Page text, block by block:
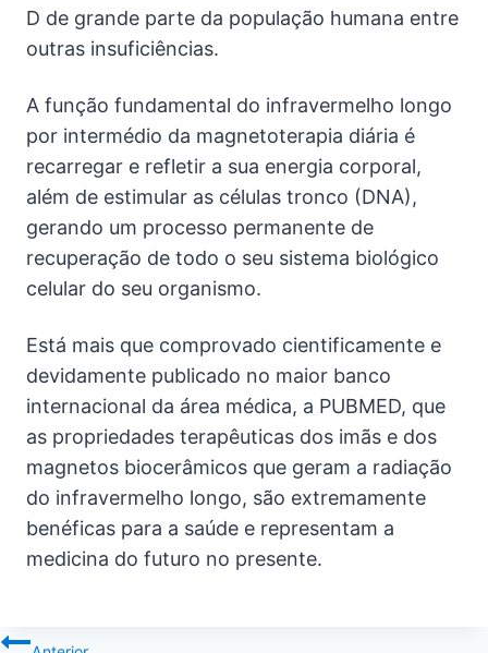
D de grande parte da população humana entre
outras insuficiências.
A função fundamental do infravermelho longo
por intermédio da magnetoterapia diária é
recarregar e refletir a sua energia corporal,
além de estimular as células tronco (DNA),
gerando um processo permanente de
recuperação de todo o seu sistema biológico
celular do seu organismo.
Está mais que comprovado cientificamente e
devidamente publicado no maior banco
internacional da área médica, a PUBMED, que
as propriedades terapêuticas dos imãs e dos
magnetos biocerâmicos que geram a radiação
do infravermelho longo, são extremamente
benéficas para a saúde e representam a
medicina do futuro no presente.